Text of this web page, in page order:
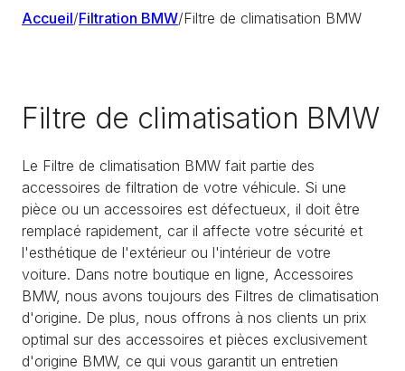
Accueil/Filtration BMW/Filtre de climatisation BMW
Filtre de climatisation BMW
Le Filtre de climatisation BMW fait partie des
accessoires de filtration de votre véhicule. Si une
pièce ou un accessoires est défectueux, il doit être
remplacé rapidement, car il affecte votre sécurité et
l'esthétique de l'extérieur ou l'intérieur de votre
voiture. Dans notre boutique en ligne, Accessoires
BMW, nous avons toujours des Filtres de climatisation
d'origine. De plus, nous offrons à nos clients un prix
optimal sur des accessoires et pièces exclusivement
d'origine BMW, ce qui vous garantit un entretien